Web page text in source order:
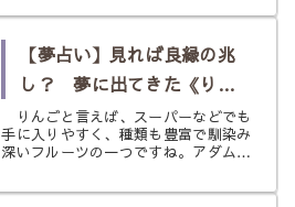
介します。
【夢占い】見れば良縁の兆
し？ 夢に出てきた《りん
ご》の意味とは？
りんごと言えば、スーパーなどでも
手に入りやすく、種類も豊富で馴染み
深いフルーツの一つですね。アダムと
名前やロゴ、など太古の昔から現代ま